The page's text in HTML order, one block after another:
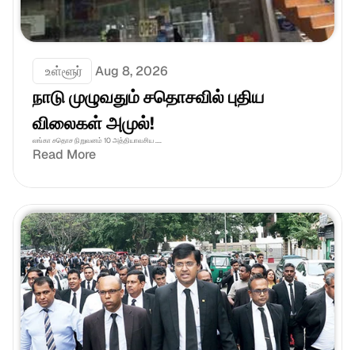
உள்ளூர் Aug 8, 2026
நாடு முழுவதும் சதொசவில் புதிய
விலைகள் அமுல்!
லங்கா சதொச நிறுவனம் 10 அத்தியாவசிய ....
Read More